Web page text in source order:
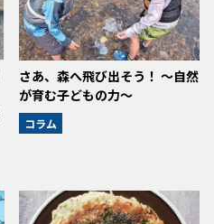
さあ、森へ飛び出そう！ ～自然
が育む子どもの力～
コラム